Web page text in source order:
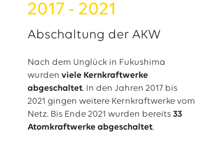
Abschaltung der AKW
Nach dem Unglück in Fukushima
wurden viele Kernkraftwerke
abgeschaltet. In den Jahren 2017 bis
2021 gingen weitere Kernkraftwerke vom
Netz. Bis Ende 2021 wurden bereits 33
Atomkraftwerke abgeschaltet.
2017 - 2021